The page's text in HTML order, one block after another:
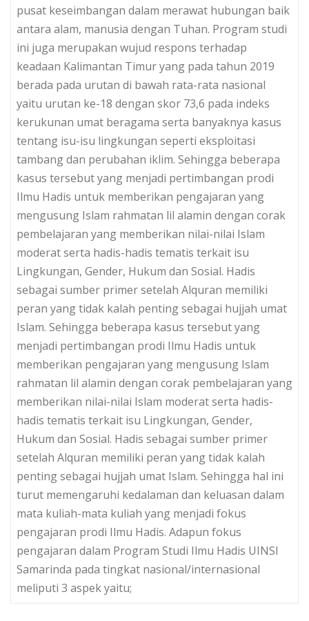
pusat keseimbangan dalam merawat hubungan baik
antara alam, manusia dengan Tuhan. Program studi
ini juga merupakan wujud respons terhadap
keadaan Kalimantan Timur yang pada tahun 2019
berada pada urutan di bawah rata-rata nasional
yaitu urutan ke-18 dengan skor 73,6 pada indeks
kerukunan umat beragama serta banyaknya kasus
tentang isu-isu lingkungan seperti eksploitasi
tambang dan perubahan iklim. Sehingga beberapa
kasus tersebut yang menjadi pertimbangan prodi
Ilmu Hadis untuk memberikan pengajaran yang
mengusung Islam rahmatan lil alamin dengan corak
pembelajaran yang memberikan nilai-nilai Islam
moderat serta hadis-hadis tematis terkait isu
Lingkungan, Gender, Hukum dan Sosial. Hadis
sebagai sumber primer setelah Alquran memiliki
peran yang tidak kalah penting sebagai hujjah umat
Islam. Sehingga beberapa kasus tersebut yang
menjadi pertimbangan prodi Ilmu Hadis untuk
memberikan pengajaran yang mengusung Islam
rahmatan lil alamin dengan corak pembelajaran yang
memberikan nilai-nilai Islam moderat serta hadis-
hadis tematis terkait isu Lingkungan, Gender,
Hukum dan Sosial. Hadis sebagai sumber primer
setelah Alquran memiliki peran yang tidak kalah
penting sebagai hujjah umat Islam. Sehingga hal ini
turut memengaruhi kedalaman dan keluasan dalam
mata kuliah-mata kuliah yang menjadi fokus
pengajaran prodi Ilmu Hadis. Adapun fokus
pengajaran dalam Program Studi Ilmu Hadis UINSI
Samarinda pada tingkat nasional/internasional
meliputi 3 aspek yaitu;